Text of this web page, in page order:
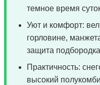
темное время
Уют и комфорт:
горловине,
защита
Практичность:
высокий